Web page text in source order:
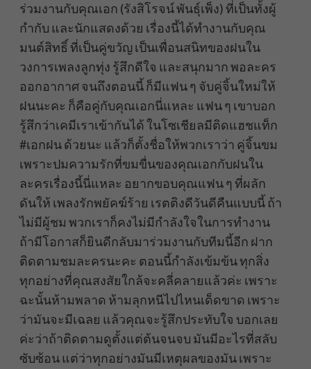
ร่วมงานกับคุณเอก (รังสิโรจน์ พันธุ์เพ็ง) ที่เป็นทั้งผู้
กำกับ และนักแสดงด้วย เรื่องนี้ได้ทำงานกับคุณ
มนต์สิทธิ์ ที่เป็นคู่ขวัญ เป็นเพื่อนสนิทของฝนใน
วงการเพลงลูกทุ่ง รู้สึกดีใจ และสนุกมาก พอละคร
ออกอากาศ จนถึงตอนนี้ ก็มีแฟน ๆ จับคู่จิ้นใหม่ให้
ฝนนะคะ ก็คือคู่กับคุณเอกนี่แหละ แฟน ๆ เขาบอก
รู้สึกว่าเคมีเราเข้ากันได้ ในโซเชียลมีติดแฮชแท็ก
#เอกฝน ด้วยนะ แล้วก็ตั้งชื่อให้พวกเราว่า คู่จิ้นขม
เพราะปมความรักที่ขมขื่นของคุณเอกกับฝนใน
ละครเรื่องนี้นี่แหละ อยากขอบคุณแฟน ๆ ที่ผลัก
ดันให้ เพลงรักพยัคฆ์ร้าย เรตติงดีวันดีคืนแบบนี้ ถ้า
ไม่มีผู้ชม พวกเราก็คงไม่มีกำลังใจในการทำงาน
ถ้ามีโอกาสก็ยินดีกลับมาร่วมงานกับทีมนี้อีก ฝาก
ติดตามชมละครนะคะ ตอนนี้กำลังเข้มข้น ทุกสิ่ง
ทุกอย่างที่คุณสงสัยใกล้จะคลี่คลายแล้วค่ะ เพราะ
ฉะนั้นห้ามพลาด ห้ามลุกหนีไปไหนเด็ดขาด เพราะ
ว่ามันจะมีเฉลย แล้วคุณจะรู้สึกประทับใจ บอกเลย
ค่ะว่าถ้าติดตามดูตั้งแต่ต้นจนจบ มันมีอะไรที่สลับ
ซับซ้อน แต่ว่าทุกอย่างมันมีเหตุผลของมัน เพราะ